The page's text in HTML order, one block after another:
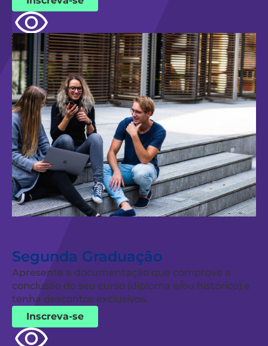
Segunda Graduação
Apresente a documentação que comprove a
conclusão do seu curso (diploma e/ou histórico) e
tenha descontos exclusivos.
Inscreva-se